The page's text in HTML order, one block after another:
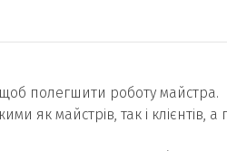
щоб полегшити роботу майстра.
як майстрів, так і клієнтів, а